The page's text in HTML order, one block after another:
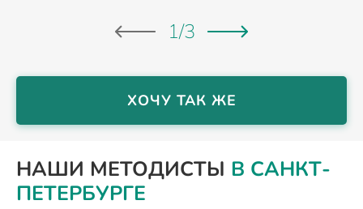
1/3
ХОЧУ ТАК ЖЕ
НАШИ МЕТОДИСТЫ В САНКТ-
ПЕТЕРБУРГЕ